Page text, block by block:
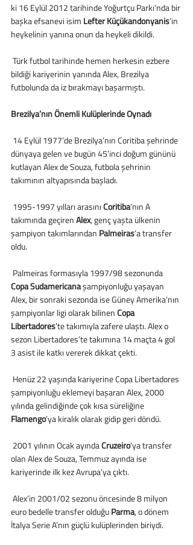
ki 16 Eylül 2012 tarihinde Yoğurtçu Parkı’nda bir
başka efsanevi isim Lefter Küçükandonyanis’in
heykelinin yanına onun da heykeli dikildi.
bildiği kariyerinin yanında Alex, Brezilya
futbolunda da iz bırakmayı başarmıştı.
Brezilya’nın Önemli Kulüplerinde Oynadı
dünyaya gelen ve bugün 45’inci doğum gününü
kutlayan Alex de Souza, futbola şehrinin
takımının altyapısında başladı.
1995-1997 yılları arasını Coritiba’nın A
takımında geçiren Alex, genç yaşta ülkenin
şampiyon takımlarından Palmeiras’a transfer
oldu.
Palmeiras formasıyla 1997/98 sezonunda
Copa Sudamericana şampiyonluğu yaşayan
Alex, bir sonraki sezonda ise Güney Amerika’nın
şampiyonlar ligi olarak bilinen Copa
Libertadores’te takımıyla zafere ulaştı. Alex o
sezon Libertadores’te takımına 14 maçta 4 gol
3 asist ile katkı vererek dikkat çekti.
şampiyonluğu eklemeyi başaran Alex, 2000
yılında gelindiğinde çok kısa süreliğine
Flamengo’ya kiralık olarak gidip geri döndü.
2001 yılının Ocak ayında Cruzeiro’ya transfer
olan Alex de Souza, Temmuz ayında ise
kariyerinde ilk kez Avrupa’ya çıktı.
euro bedelle transfer olduğu Parma, o dönem
İtalya Serie A’nın güçlü kulüplerinden biriydi.